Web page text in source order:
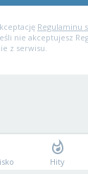
Regulaminu
nie akceptujesz
z serwisu.
Hity